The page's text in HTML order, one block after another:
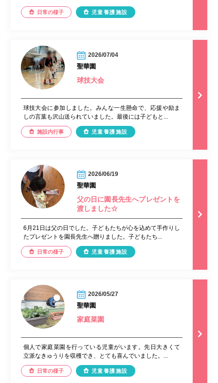
日常の様子 児童養護施設
2026/07/04
聖華園
球技大会
球技大会に参加しました。みんな一生懸命で、応援や励ま
しの言葉も沢山送られていました。最後には子どもと...
施設内行事 児童養護施設
2026/06/19
聖華園
父の日に園長先生へプレゼントを
渡しました☆
6月21日は父の日でした。子どもたちが心を込めて手作りし
たプレゼントを園長先生へ贈りました。子どもたち...
日常の様子 児童養護施設
2026/05/27
聖華園
家庭菜園
個人で家庭菜園を行っている児童がいます。先日大きくて
立派なきゅうりを収穫でき、とても喜んでいました。...
日常の様子 児童養護施設